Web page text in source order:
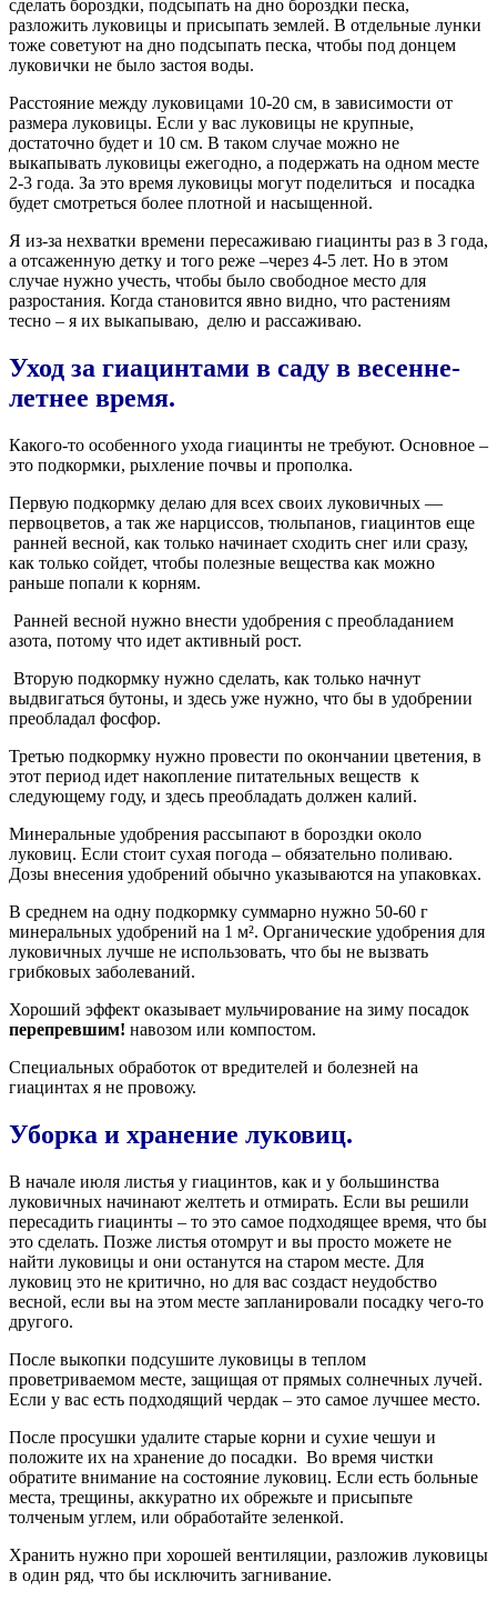
сделать бороздки, подсыпать на дно бороздки песка,
разложить луковицы и присыпать землей. В отдельные лунки
тоже советуют на дно подсыпать песка, чтобы под донцем
луковички не было застоя воды.
Расстояние между луковицами 10-20 см, в зависимости от
размера луковицы. Если у вас луковицы не крупные,
достаточно будет и 10 см. В таком случае можно не
выкапывать луковицы ежегодно, а подержать на одном месте
2-3 года. За это время луковицы могут поделиться и посадка
будет смотреться более плотной и насыщенной.
Я из-за нехватки времени пересаживаю гиацинты раз в 3 года,
а отсаженную детку и того реже –через 4-5 лет. Но в этом
случае нужно учесть, чтобы было свободное место для
разростания. Когда становится явно видно, что растениям
тесно – я их выкапываю, делю и рассаживаю.
Уход за гиацинтами в саду в весенне-
летнее время.
Какого-то особенного ухода гиацинты не требуют. Основное –
это подкормки, рыхление почвы и прополка.
Первую подкормку делаю для всех своих луковичных —
первоцветов, а так же нарциссов, тюльпанов, гиацинтов еще
ранней весной, как только начинает сходить снег или сразу,
как только сойдет, чтобы полезные вещества как можно
раньше попали к корням.
Ранней весной нужно внести удобрения с преобладанием
азота, потому что идет активный рост.
Вторую подкормку нужно сделать, как только начнут
выдвигаться бутоны, и здесь уже нужно, что бы в удобрении
преобладал фосфор.
Третью подкормку нужно провести по окончании цветения, в
этот период идет накопление питательных веществ к
следующему году, и здесь преобладать должен калий.
Минеральные удобрения рассыпают в бороздки около
луковиц. Если стоит сухая погода – обязательно поливаю.
Дозы внесения удобрений обычно указываются на упаковках.
В среднем на одну подкормку суммарно нужно 50-60 г
минеральных удобрений на 1 м². Органические удобрения для
луковичных лучше не использовать, что бы не вызвать
грибковых заболеваний.
Хороший эффект оказывает мульчирование на зиму посадок
перепревшим! навозом или компостом.
Специальных обработок от вредителей и болезней на
гиацинтах я не провожу.
Уборка и хранение луковиц.
В начале июля листья у гиацинтов, как и у большинства
луковичных начинают желтеть и отмирать. Если вы решили
пересадить гиацинты – то это самое подходящее время, что бы
это сделать. Позже листья отомрут и вы просто можете не
найти луковицы и они останутся на старом месте. Для
луковиц это не критично, но для вас создаст неудобство
весной, если вы на этом месте запланировали посадку чего-то
другого.
После выкопки подсушите луковицы в теплом
проветриваемом месте, защищая от прямых солнечных лучей.
Если у вас есть подходящий чердак – это самое лучшее место.
После просушки удалите старые корни и сухие чешуи и
положите их на хранение до посадки. Во время чистки
обратите внимание на состояние луковиц. Если есть больные
места, трещины, аккуратно их обрежьте и присыпьте
толченым углем, или обработайте зеленкой.
Хранить нужно при хорошей вентиляции, разложив луковицы
в один ряд, что бы исключить загнивание.